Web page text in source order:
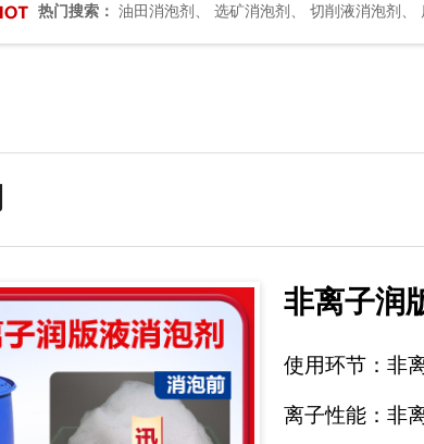
热门搜索： 油田消泡剂 选矿消泡剂 切削液消泡剂
非离子润
使用环节：非
离子性能：非